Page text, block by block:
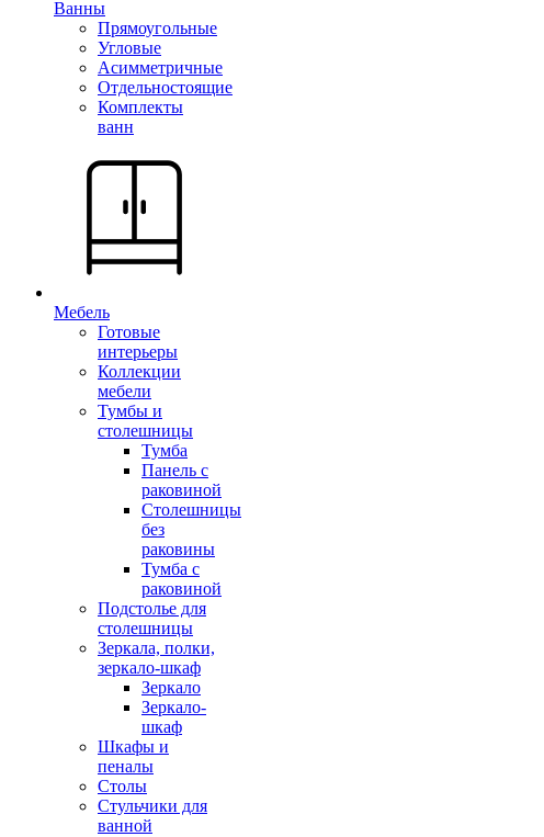
Ванны
Прямоугольные
Угловые
Асимметричные
Отдельностоящие
Комплекты
ванн
Мебель
Готовые
интерьеры
Коллекции
мебели
Тумбы и
столешницы
Тумба
Панель с
раковиной
Столешницы
без
раковины
Тумба с
раковиной
Подстолье для
столешницы
Зеркала, полки,
зеркало-шкаф
Зеркало
Зеркало-
шкаф
Шкафы и
пеналы
Столы
Стульчики для
ванной